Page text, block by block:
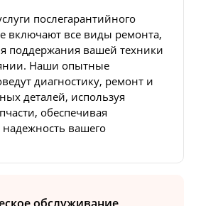
послегарантийного
включают все виды ремонта,
поддержания вашей техники
Наши опытные
диагностику, ремонт и
деталей, используя
обеспечивая
надежность вашего